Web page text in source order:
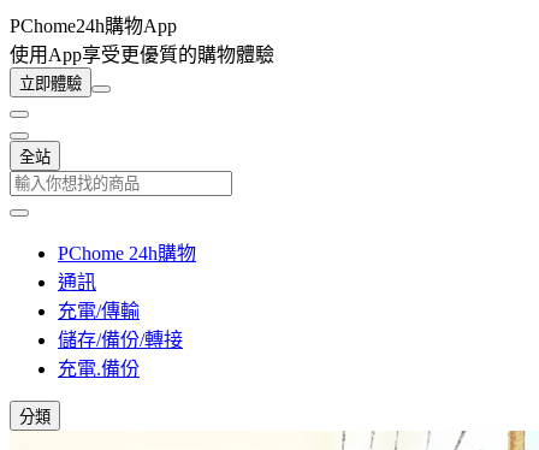
PChome24h購物App
使用App享受更優質的購物體驗
立即體驗
全站
PChome 24h購物
通訊
充電/傳輸
儲存/備份/轉接
充電.備份
分類